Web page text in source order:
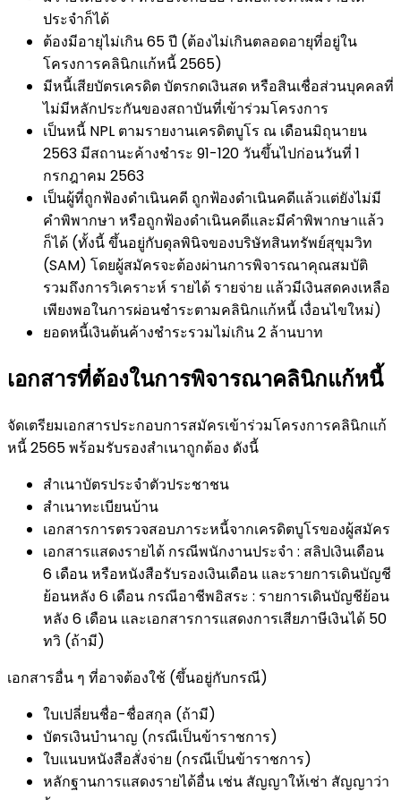
ประจำก็ได้
ต้องมีอายุไม่เกิน 65 ปี (ต้องไม่เกินตลอดอายุที่อยู่ใน
โครงการคลินิกแก้หนี้ 2565)
มีหนี้เสียบัตรเครดิต บัตรกดเงินสด หรือสินเชื่อส่วนบุคคลที่
ไม่มีหลักประกันของสถาบันที่เข้าร่วมโครงการ
เป็นหนี้ NPL ตามรายงานเครดิตบูโร ณ เดือนมิถุนายน
2563 มีสถานะค้างชำระ 91-120 วันขึ้นไปก่อนวันที่ 1
กรกฎาคม 2563
เป็นผู้ที่ถูกฟ้องดำเนินคดี ถูกฟ้องดำเนินคดีแล้วแต่ยังไม่มี
คำพิพากษา หรือถูกฟ้องดำเนินคดีและมีคำพิพากษาแล้ว
ก็ได้ (ทั้งนี้ ขึ้นอยู่กับดุลพินิจของบริษัทสินทรัพย์สุขุมวิท
(SAM) โดยผู้สมัครจะต้องผ่านการพิจารณาคุณสมบัติ
รวมถึงการวิเคราะห์ รายได้ รายจ่าย แล้วมีเงินสดคงเหลือ
เพียงพอในการผ่อนชำระตามคลินิกแก้หนี้ เงื่อนไขใหม่)
ยอดหนี้เงินต้นค้างชำระรวมไม่เกิน 2 ล้านบาท
เอกสารที่ต้องในการพิจารณาคลินิกแก้หนี้
จัดเตรียมเอกสารประกอบการสมัครเข้าร่วมโครงการคลินิกแก้
หนี้ 2565 พร้อมรับรองสำเนาถูกต้อง ดังนี้
สำเนาบัตรประจำตัวประชาชน
สำเนาทะเบียนบ้าน
เอกสารการตรวจสอบภาระหนี้จากเครดิตบูโรของผู้สมัคร
เอกสารแสดงรายได้ กรณีพนักงานประจำ : สลิปเงินเดือน
6 เดือน หรือหนังสือรับรองเงินเดือน และรายการเดินบัญชี
ย้อนหลัง 6 เดือน กรณีอาชีพอิสระ : รายการเดินบัญชีย้อน
หลัง 6 เดือน และเอกสารการแสดงการเสียภาษีเงินได้ 50
ทวิ (ถ้ามี)
เอกสารอื่น ๆ ที่อาจต้องใช้ (ขึ้นอยู่กับกรณี)
ใบเปลี่ยนชื่อ-ชื่อสกุล (ถ้ามี)
บัตรเงินบำนาญ (กรณีเป็นข้าราชการ)
ใบแนบหนังสือสั่งจ่าย (กรณีเป็นข้าราชการ)
หลักฐานการแสดงรายได้อื่น เช่น สัญญาให้เช่า สัญญาว่า